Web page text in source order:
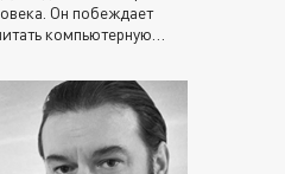
Он побеждает
компьютерную